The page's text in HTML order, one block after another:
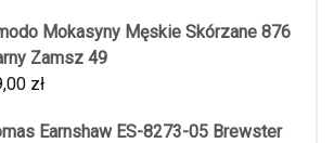
Mokasyny Męskie Skórzane 876
Zamsz 49
zł
Earnshaw ES-8273-05 Brewster